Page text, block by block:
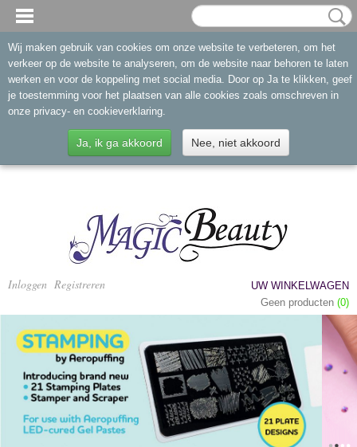
Inloggen Registreren
UW WINKELWAGEN
Geen producten (0)
Wij maken gebruik van cookies om onze website te verbeteren, om het
verkeer op de website te analyseren, om de website naar behoren te laten
werken en voor de koppeling met social media. Door op Ja te klikken, geef
je toestemming voor het plaatsen van alle cookies zoals omschreven in
onze privacy- en cookieverklaring.
Ja, ik ga akkoord Nee, niet akkoord